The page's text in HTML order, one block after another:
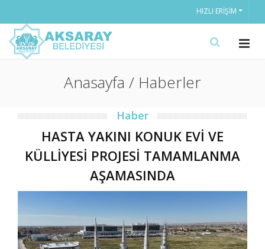
HIZLI ERIŞIM
Anasayfa / Haberler
Haber
HASTA YAKINI KONUK EVİ VE
KÜLLİYESİ PROJESİ TAMAMLANMA
AŞAMASINDA